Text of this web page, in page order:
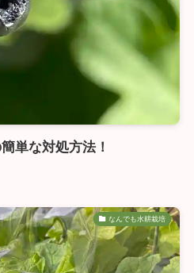
単な対処方法！
なんでも水耕栽培